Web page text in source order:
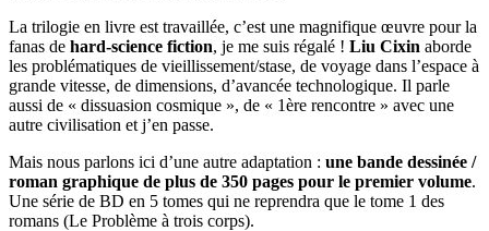
La trilogie en livre est travaillée, c’est une magnifique œuvre pour la
fanas de hard-science fiction, je me suis régalé ! Liu Cixin aborde
les problématiques de vieillissement/stase, de voyage dans l’espace à
grande vitesse, de dimensions, d’avancée technologique. Il parle
aussi de « dissuasion cosmique », de « 1ère rencontre » avec une
autre civilisation et j’en passe.
Mais nous parlons ici d’une autre adaptation : une bande dessinée /
roman graphique de plus de 350 pages pour le premier volume.
Une série de BD en 5 tomes qui ne reprendra que le tome 1 des
romans (Le Problème à trois corps).